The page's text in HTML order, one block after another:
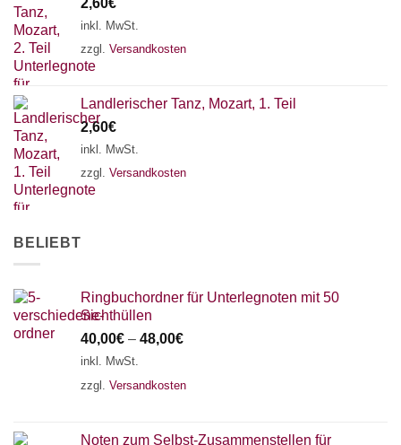
inkl. MwSt.
zzgl. Versandkosten
Landlerischer Tanz, Mozart, 1. Teil
2,60€
inkl. MwSt.
zzgl. Versandkosten
BELIEBT
Ringbuchordner für Unterlegnoten mit 50
Sichthüllen
40,00€ – 48,00€
inkl. MwSt.
zzgl. Versandkosten
Noten zum Selbst-Zusammenstellen für